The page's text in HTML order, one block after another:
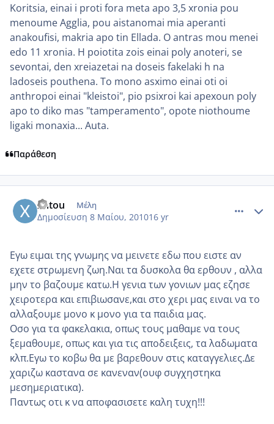
Koritsia, einai i proti fora meta apo 3,5 xronia pou
menoume Agglia, pou aistanomai mia aperanti
anakoufisi, makria apo tin Ellada. O antras mou menei
edo 11 xronia. H poiotita zois einai poly anoteri, se
sevontai, den xreiazetai na doseis fakelaki h na
ladoseis pouthena. To mono asximo einai oti oi
anthropoi einai "kleistoi", pio psixroi kai apexoun poly
apo to diko mas "tamperamento", opote niothoume
ligaki monaxia... Auta.
Παράθεση
xntou Μέλη
Δημοσίευση 8 Μαίου, 201016 yr
Eγω ειμαι της γνωμης να μεινετε εδω που ειστε αν
εχετε στρωμενη ζωη.Ναι τα δυσκολα θα ερθουν , αλλα
μην το βαζουμε κατω.Η γενια των γονιων μας εζησε
χειροτερα και επιβιωσανε,και στο χερι μας ειναι να το
αλλαξουμε μονο κ μονο για τα παιδια μας.
Οσο για τα φακελακια, οπως τους μαθαμε να τους
ξεμαθουμε, οπως και για τις αποδειξεις, τα λαδωματα
κλπ.Εγω το κοβω θα με βαρεθουν στις καταγγελιες.Δε
χαριζω καστανα σε κανεναν(ουφ συγχηστηκα
μεσημεριατικα).
Παντως οτι κ να αποφασισετε καλη τυχη!!!